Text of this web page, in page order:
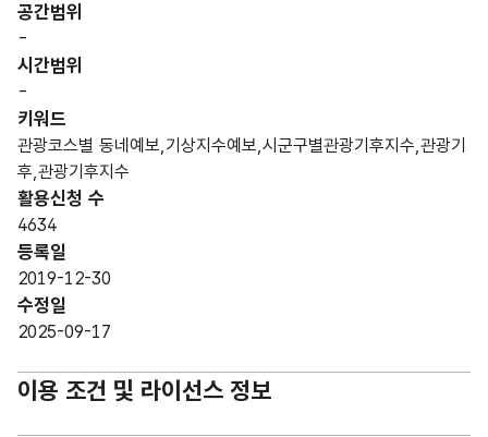
공간범위
-
시간범위
-
키워드
관광코스별 동네예보,기상지수예보,시군구별관광기후지수,관광기
후,관광기후지수
활용신청 수
4634
등록일
2019-12-30
수정일
2025-09-17
이용 조건 및 라이선스 정보